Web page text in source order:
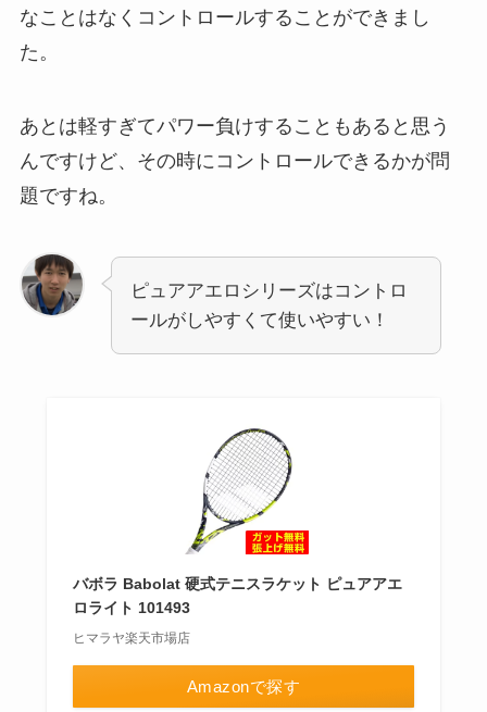
なことはなくコントロールすることができまし
た。
あとは軽すぎてパワー負けすることもあると思う
んですけど、その時にコントロールできるかが問
題ですね。
ピュアアエロシリーズはコントロ
ールがしやすくて使いやすい！
バボラ Babolat 硬式テニスラケット ピュアアエ
ロライト 101493
ヒマラヤ楽天市場店
Amazonで探す